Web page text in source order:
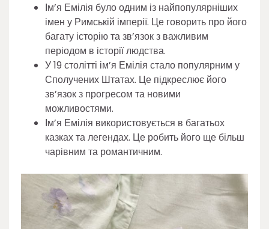
Ім’я Емілія було одним із найпопулярніших
імен у Римській імперії. Це говорить про його
багату історію та зв’язок з важливим
періодом в історії людства.
У 19 столітті ім’я Емілія стало популярним у
Сполучених Штатах. Це підкреслює його
зв’язок з прогресом та новими
можливостями.
Ім’я Емілія використовується в багатьох
казках та легендах. Це робить його ще більш
чарівним та романтичним.